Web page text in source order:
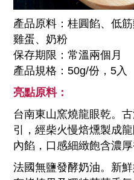
產品原料：桂圓餡、低
雞蛋、奶粉
保存期限：常溫兩個月
產品規格：50g/份，5入
亮點原料：
台南東山窯燒龍眼乾。
引，經柴火慢焙燻製成
內餡，口感細緻飽含濃厚
法國無鹽發酵奶油。新